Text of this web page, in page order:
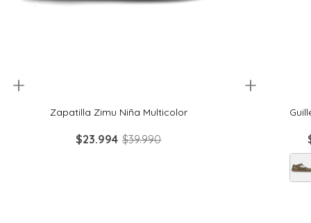
Zapatilla Zimu Niña Multicolor
$23.994 $39.990
Quickview